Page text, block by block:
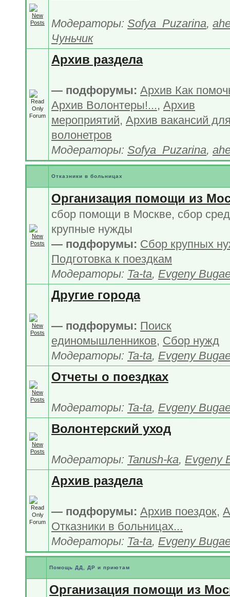
Модераторы: Sofya_Puzarina,
Чуньчик
Архив раздела
— подфорумы: Архив Как
Архив Волонтеры!..., Архив
мероприятий, Архив вакансий
волонетров
Модераторы: Sofya_Puzarina,
Отказники в больницах
Организация помощи из
сбор помощи в Москве, сбор
крупные нужды
— подфорумы: Сбор крупных
Подготовка к поездкам
Модераторы: Ta-ta, Evgeny
Другие города
— подфорумы: Поиск
единомышленников, Сбор нужд
Модераторы: Ta-ta, Evgeny
Отчеты о поездках
Модераторы: Ta-ta, Evgeny
Волонтерский уход
Модераторы: Tanush-ka, Evgeny
Архив раздела
— подфорумы: Архив поездок,
Отказники в больницах...
Модераторы: Ta-ta, Evgeny
Помощь ДД, ДР и приютам
Организация помощи из